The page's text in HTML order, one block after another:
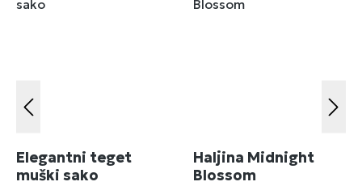
Elegantni teget
muški sako
Haljina Midnight
Blossom